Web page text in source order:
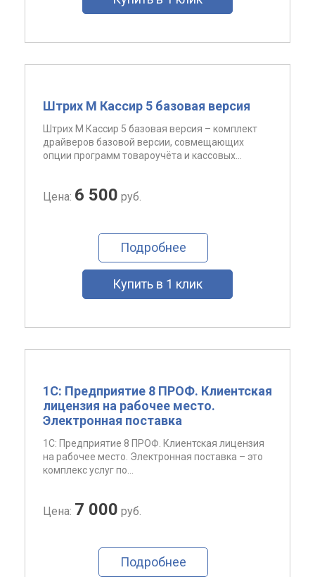
Штрих М Кассир 5 базовая версия
Штрих М Кассир 5 базовая версия – комплект
драйверов базовой версии, совмещающих
опции программ товароучёта и кассовых...
Цена: 6 500 руб.
Подробнее
Купить в 1 клик
1С: Предприятие 8 ПРОФ. Клиентская
лицензия на рабочее место.
Электронная поставка
1С: Предприятие 8 ПРОФ. Клиентская лицензия
на рабочее место. Электронная поставка – это
комплекс услуг по...
Цена: 7 000 руб.
Подробнее